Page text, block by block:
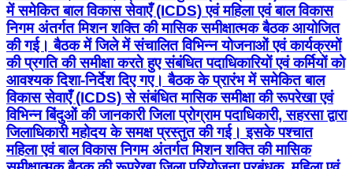
में समेकित बाल विकास सेवाएँ (ICDS) एवं महिला एवं बाल विकास
निगम अंतर्गत मिशन शक्ति की मासिक समीक्षात्मक बैठक आयोजित
की गई। बैठक में जिले में संचालित विभिन्न योजनाओं एवं कार्यक्रमों
की प्रगति की समीक्षा करते हुए संबंधित पदाधिकारियों एवं कर्मियों को
आवश्यक दिशा-निर्देश दिए गए। बैठक के प्रारंभ में समेकित बाल
विकास सेवाएँ (ICDS) से संबंधित मासिक समीक्षा की रूपरेखा एवं
विभिन्न बिंदुओं की जानकारी जिला प्रोग्राम पदाधिकारी, सहरसा द्वारा
जिलाधिकारी महोदय के समक्ष प्रस्तुत की गई। इसके पश्चात
महिला एवं बाल विकास निगम अंतर्गत मिशन शक्ति की मासिक